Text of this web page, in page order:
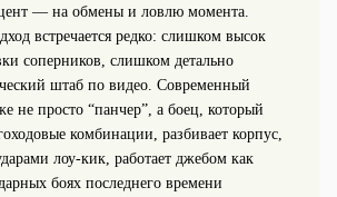
— на обмены и ловлю момента.
встречается редко: слишком высок
соперников, слишком детально
штаб по видео. Современный
не просто “панчер”, а боец, который
комбинации, разбивает корпус,
лоу-кик, работает джебом как
боях последнего времени